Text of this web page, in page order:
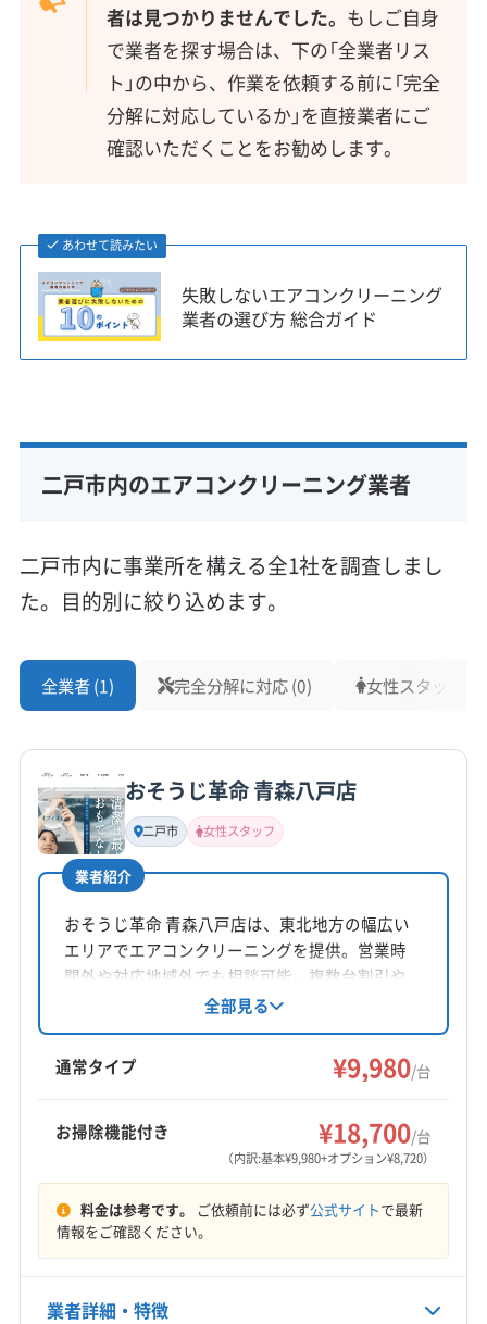
者は見つかりませんでした。 もしご自身
で業者を探す場合は、下の「全業者リス
ト」の中から、作業を依頼する前に「完全
分解に対応しているか」を直接業者にご
確認いただくことをお勧めします。
あわせて読みたい
失敗しないエアコンクリーニング
業者の選び方 総合ガイド
二戸市内のエアコンクリーニング業者
二戸市内に事業所を構える全1社を調査しまし
た。目的別に絞り込めます。
全業者 (1) 完全分解に対応 (0) 女性スタッフ在
おそうじ革命 青森八戸店
二戸市 女性スタッフ
業者紹介
おそうじ革命 青森八戸店は、東北地方の幅広い
エリアでエアコンクリーニングを提供。営業時
間外や対応地域外でも相談可能。複数台割引や
消臭抗菌コートなどのオプションも用意。徹底
した研修を受けたスタッフが、家庭用から店
舗・施設まで対応します。女性スタッフ同行も
可能です。
全部見る
通常タイプ ¥9,980/台
お掃除機能付き ¥18,700/台
（内訳:基本¥9,980+オプション¥8,720）
料金は参考です。 ご依頼前には必ず公式サイトで最新
情報をご確認ください。
業者詳細・特徴